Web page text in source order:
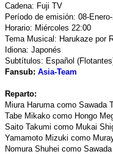
Cadena: Fuji TV
Período de emisión: 08-
Horario: Miércoles 22:00
Tema Musical: Harukaze por
Idiona: Japonés
Subtítulos: Español
Fansub: Asia-Team
Reparto:
Miura Haruma como Sawada
Tabe Mikako como Hongo
Saito Takumi como Mukai
Yamamoto Mizuki como
Nomura Shuhei como